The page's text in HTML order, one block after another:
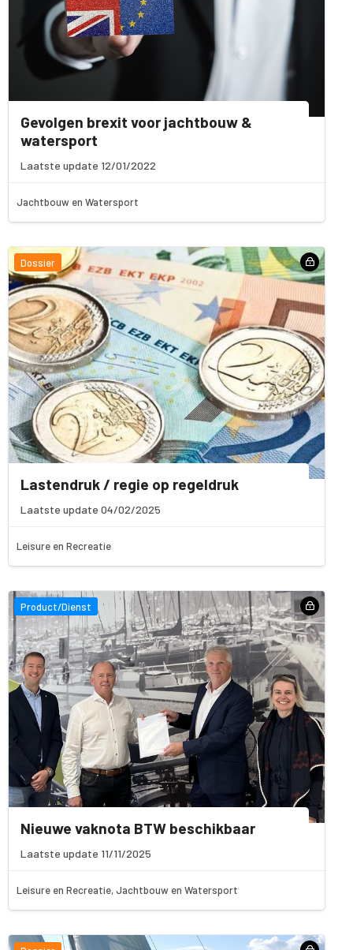
Gevolgen brexit voor jachtbouw &
watersport
Laatste update 12/01/2022
Jachtbouw en Watersport
Dossier
Lastendruk / regie op regeldruk
Laatste update 04/02/2025
Leisure en Recreatie
Product/Dienst
Nieuwe vaknota BTW beschikbaar
Laatste update 11/11/2025
Leisure en Recreatie, Jachtbouw en Watersport